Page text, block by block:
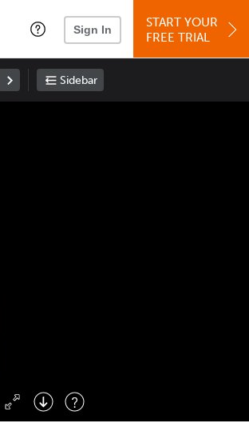
Sign In
START YOUR
FREE TRIAL
Sidebar
Right : Skip Forward
: Toggle Fullscreen